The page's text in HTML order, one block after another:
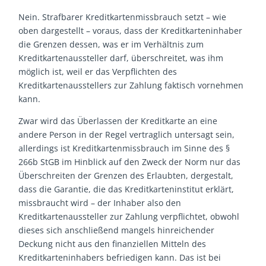
Nein. Strafbarer Kreditkartenmissbrauch setzt – wie
oben dargestellt – voraus, dass der Kreditkarteninhaber
die Grenzen dessen, was er im Verhältnis zum
Kreditkartenaussteller darf, überschreitet, was ihm
möglich ist, weil er das Verpflichten des
Kreditkartenausstellers zur Zahlung faktisch vornehmen
kann.
Zwar wird das Überlassen der Kreditkarte an eine
andere Person in der Regel vertraglich untersagt sein,
allerdings ist Kreditkartenmissbrauch im Sinne des §
266b StGB im Hinblick auf den Zweck der Norm nur das
Überschreiten der Grenzen des Erlaubten, dergestalt,
dass die Garantie, die das Kreditkarteninstitut erklärt,
missbraucht wird – der Inhaber also den
Kreditkartenaussteller zur Zahlung verpflichtet, obwohl
dieses sich anschließend mangels hinreichender
Deckung nicht aus den finanziellen Mitteln des
Kreditkarteninhabers befriedigen kann. Das ist bei